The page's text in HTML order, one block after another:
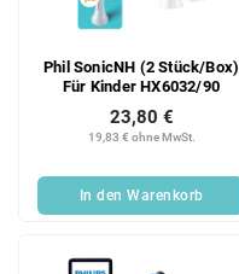
Phil SonicNH (2 Stück/Box)
Für Kinder HX6032/90
19,83 € ohne MwSt.
23,80 €
In den Warenkorb